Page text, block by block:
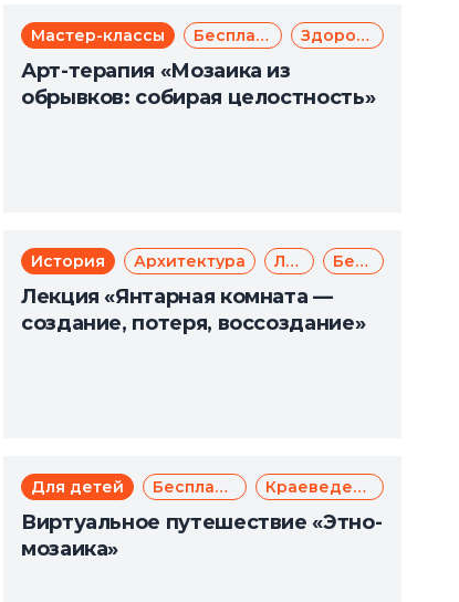
Мастер-классы Бесплатно Здоровье
Арт-терапия «Мозаика из
обрывков: собирая целостность»
История Архитектура Лекции Бесплатно
Лекция «Янтарная комната —
создание, потеря, воссоздание»
Для детей Бесплатно Краеведение
Виртуальное путешествие «Этно-
мозаика»